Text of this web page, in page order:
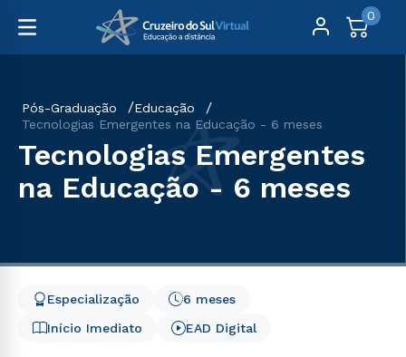
0
Pós-Graduação
Educação
Tecnologias Emergentes na Educação - 6 meses
Tecnologias Emergentes
na Educação - 6 meses
Início Imediato
6 meses
Especialização
EAD Digital